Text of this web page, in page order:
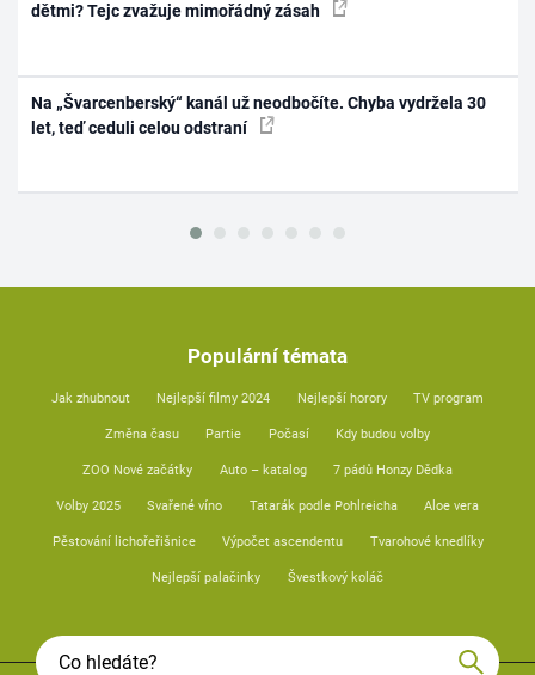
dětmi? Tejc zvažuje mimořádný zásah
Na „Švarcenberský“ kanál už neodbočíte. Chyba vydržela 30
let, teď ceduli celou odstraní
Populární témata
Jak zhubnout Nejlepší filmy 2024 Nejlepší horory TV program
Změna času Partie Počasí Kdy budou volby
ZOO Nové začátky Auto – katalog 7 pádů Honzy Dědka
Volby 2025 Svařené víno Tatarák podle Pohlreicha Aloe vera
Pěstování lichořeřišnice Výpočet ascendentu Tvarohové knedlíky
Nejlepší palačinky Švestkový koláč